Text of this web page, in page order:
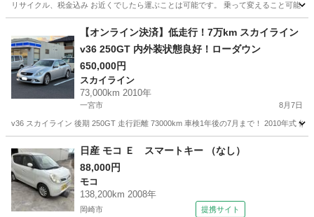
リサイクル、税金込み お近くでしたら運ぶことは可能です。 乗って変えること可能
印場駅 セレナ
【オンライン決済】低走行！7万km スカイライン
v36 250GT 内外装状態良好！ローダウン
650,000円
スカイライン
73,000km 2010年
一宮市 8月7日
v36 スカイライン 後期 250GT 走行距離 73000km 車検1年後の7月まで！ 2010年式
スカイライン
日産 モコ Ｅ スマートキー （なし）
88,000円
モコ
138,200km 2008年
岡崎市 提携サイト